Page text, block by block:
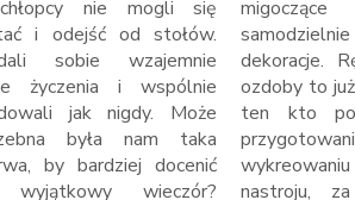
nie mogli się
i odejść od stołów.
sobie wzajemnie
życzenia i wspólnie
jak nigdy. Może
była nam taka
by bardziej docenić
wieczór?
migoczące
dekoracje.
ozdoby to
ten kto
nastroju,